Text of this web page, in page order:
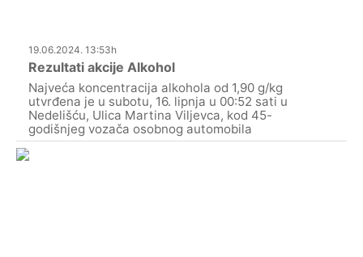
19.06.2024. 13:53h
Rezultati akcije Alkohol
Najveća koncentracija alkohola od 1,90 g/kg
utvrđena je u subotu, 16. lipnja u 00:52 sati u
Nedelišću, Ulica Martina Viljevca, kod 45-
godišnjeg vozača osobnog automobila